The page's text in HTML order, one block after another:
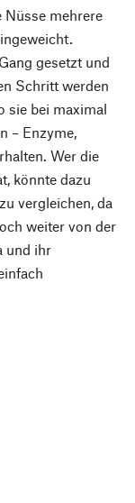
mehrere
gesetzt und
Schritt werden
sie bei maximal
– Enzyme,
Wer die
könnte dazu
vergleichen, da
weiter von der
und ihr